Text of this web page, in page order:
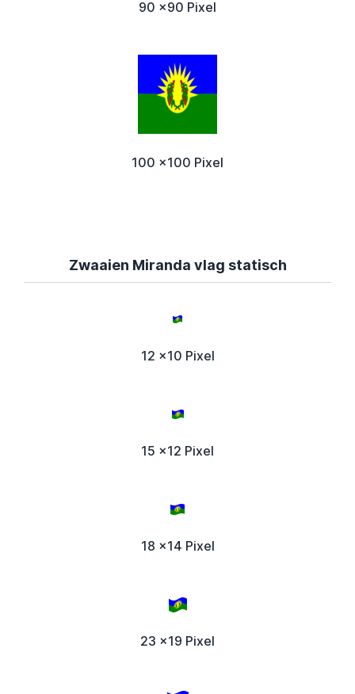
90 x90 Pixel
100 x100 Pixel
Zwaaien Miranda vlag statisch
12 x10 Pixel
15 x12 Pixel
18 x14 Pixel
23 x19 Pixel